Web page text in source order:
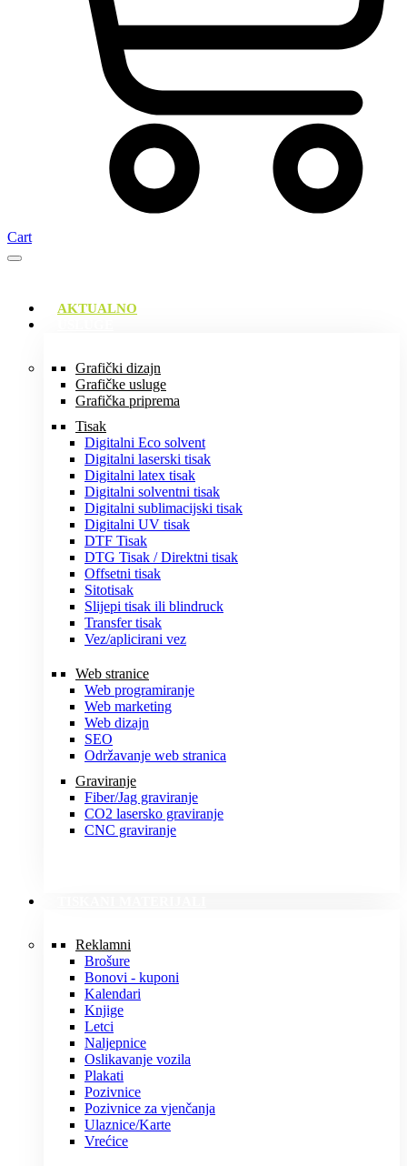
Cart
AKTUALNO
Grafički dizajn
Grafičke usluge
Grafička priprema
Tisak
Digitalni Eco solvent
Digitalni laserski tisak
Digitalni latex tisak
Digitalni solventni tisak
Digitalni sublimacijski tisak
Digitalni UV tisak
DTF Tisak
DTG Tisak / Direktni tisak
Offsetni tisak
Sitotisak
Slijepi tisak ili blindruck
Transfer tisak
Vez/aplicirani vez
Web stranice
Web programiranje
Web marketing
Web dizajn
SEO
Održavanje web stranica
Graviranje
Fiber/Jag graviranje
CO2 lasersko graviranje
CNC graviranje
Reklamni
Brošure
Bonovi - kuponi
Kalendari
Knjige
Letci
Naljepnice
Oslikavanje vozila
Plakati
Pozivnice
Pozivnice za vjenčanja
Ulaznice/Karte
Vrećice